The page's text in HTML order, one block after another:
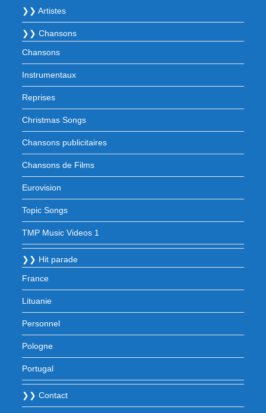
❯❯ Artistes
❯❯ Chansons
Chansons
Instrumentaux
Reprises
Christmas Songs
Chansons publicitaires
Chansons de Films
Eurovision
Topic Songs
TMP Music Videos 1
❯❯ Hit parade
France
Lituanie
Personnel
Pologne
Portugal
❯❯ Contact